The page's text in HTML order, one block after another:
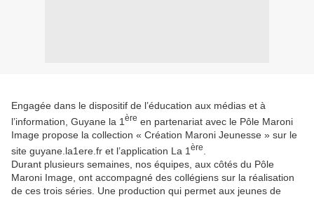
Engagée dans le dispositif de l’éducation aux médias et à
l’information, Guyane la 1 ère en partenariat avec le Pôle Maroni
Image propose la collection « Création Maroni Jeunesse » sur le
site guyane.la1ere.fr et l’application La 1 ère
Durant plusieurs semaines, nos équipes, aux côtés du Pôle
Maroni Image, ont accompagné des collégiens sur la réalisation
de ces trois séries. Une production qui permet aux jeunes de